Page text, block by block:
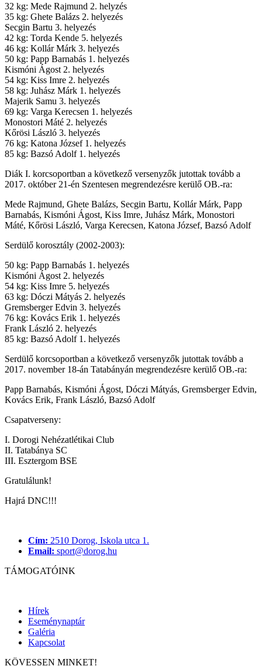
32 kg: Mede Rajmund 2. helyzés
35 kg: Ghete Balázs 2. helyezés
Secgin Bartu 3. helyezés
42 kg: Torda Kende 5. helyezés
46 kg: Kollár Márk 3. helyezés
50 kg: Papp Barnabás 1. helyezés
Kismóni Ágost 2. helyezés
54 kg: Kiss Imre 2. helyezés
58 kg: Juhász Márk 1. helyezés
Majerik Samu 3. helyezés
69 kg: Varga Kerecsen 1. helyezés
Monostori Máté 2. helyezés
Kőrösi László 3. helyezés
76 kg: Katona József 1. helyezés
85 kg: Bazsó Adolf 1. helyezés
Diák I. korcsoportban a következő versenyzők jutottak tovább a
2017. október 21-én Szentesen megrendezésre kerülő OB.-ra:
Mede Rajmund, Ghete Balázs, Secgin Bartu, Kollár Márk, Papp
Barnabás, Kismóni Ágost, Kiss Imre, Juhász Márk, Monostori
Máté, Kőrösi László, Varga Kerecsen, Katona József, Bazsó Adolf
Serdülő korosztály (2002-2003):
50 kg: Papp Barnabás 1. helyezés
Kismóni Ágost 2. helyezés
54 kg: Kiss Imre 5. helyezés
63 kg: Dóczi Mátyás 2. helyezés
Gremsberger Edvin 3. helyezés
76 kg: Kovács Erik 1. helyezés
Frank László 2. helyezés
85 kg: Bazsó Adolf 1. helyezés
Serdülő korcsoportban a következő versenyzők jutottak tovább a
2017. november 18-án Tatabányán megrendezésre kerülő OB.-ra:
Papp Barnabás, Kismóni Ágost, Dóczi Mátyás, Gremsberger Edvin,
Kovács Erik, Frank László, Bazsó Adolf
Csapatverseny:
I. Dorogi Nehézatlétikai Club
II. Tatabánya SC
III. Esztergom BSE
Gratulálunk!
Hajrá DNC!!!
Cím: 2510 Dorog, Iskola utca 1.
Email: sport@dorog.hu
TÁMOGATÓINK
Hírek
Eseménynaptár
Galéria
Kapcsolat
KÖVESSEN MINKET!